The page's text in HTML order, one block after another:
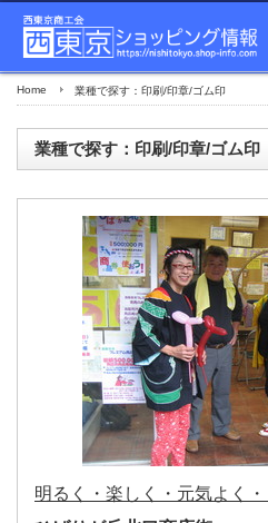
Home 業種で探す：印刷/印章/ゴム印
業種で探す：印刷/印章/ゴム印
明るく・楽しく・元気よく